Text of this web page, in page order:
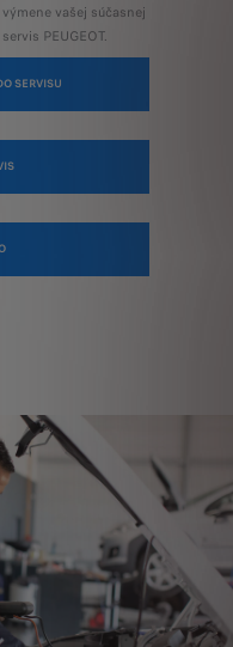
vašej súčasnej
PEUGEOT.
SERVISU